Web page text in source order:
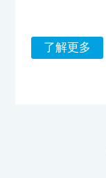
了解更多